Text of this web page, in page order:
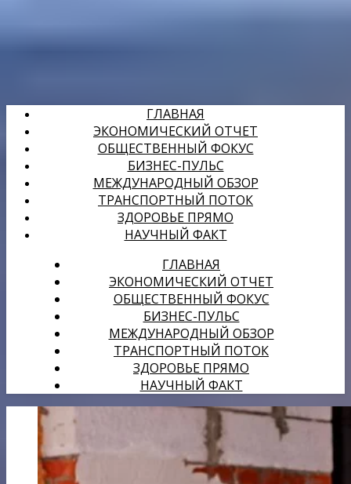
ГЛАВНАЯ
ЭКОНОМИЧЕСКИЙ ОТЧЕТ
ОБЩЕСТВЕННЫЙ ФОКУС
БИЗНЕС-ПУЛЬС
МЕЖДУНАРОДНЫЙ ОБЗОР
ТРАНСПОРТНЫЙ ПОТОК
ЗДОРОВЬЕ ПРЯМО
НАУЧНЫЙ ФАКТ
ГЛАВНАЯ
ЭКОНОМИЧЕСКИЙ ОТЧЕТ
ОБЩЕСТВЕННЫЙ ФОКУС
БИЗНЕС-ПУЛЬС
МЕЖДУНАРОДНЫЙ ОБЗОР
ТРАНСПОРТНЫЙ ПОТОК
ЗДОРОВЬЕ ПРЯМО
НАУЧНЫЙ ФАКТ